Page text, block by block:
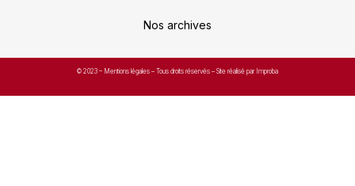
Nos archives
© 2023 – Mentions légales – Tous droits réservés – Site réalisé par Improba